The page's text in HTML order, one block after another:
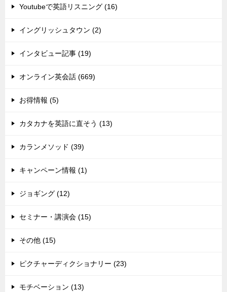
Youtubeで英語リスニング (16)
イングリッシュタウン (2)
インタビュー記事 (19)
オンライン英会話 (669)
お得情報 (5)
カタカナを英語に直そう (13)
カランメソッド (39)
キャンペーン情報 (1)
ジョギング (12)
セミナー・講演会 (15)
その他 (15)
ピクチャーディクショナリー (23)
モチベーション (13)